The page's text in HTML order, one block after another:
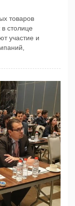
товаров
столице
участие и